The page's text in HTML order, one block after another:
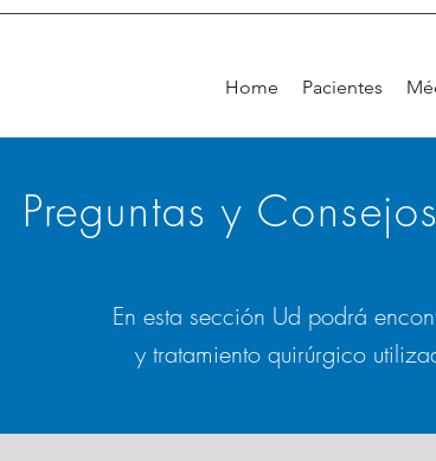
Home Pacientes
Preguntas y
En esta sección Ud podrá
y tratamiento quirúrgico